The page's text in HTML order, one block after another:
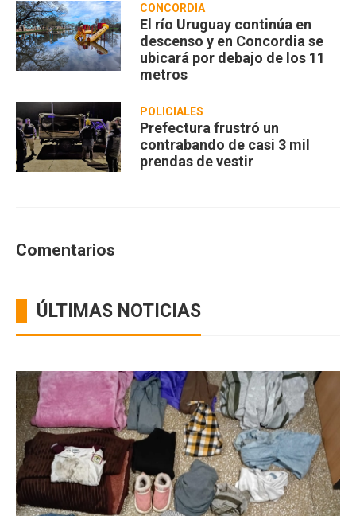
CONCORDIA
El río Uruguay continúa en
descenso y en Concordia se
ubicará por debajo de los 11
metros
POLICIALES
Prefectura frustró un
contrabando de casi 3 mil
prendas de vestir
Comentarios
ÚLTIMAS NOTICIAS